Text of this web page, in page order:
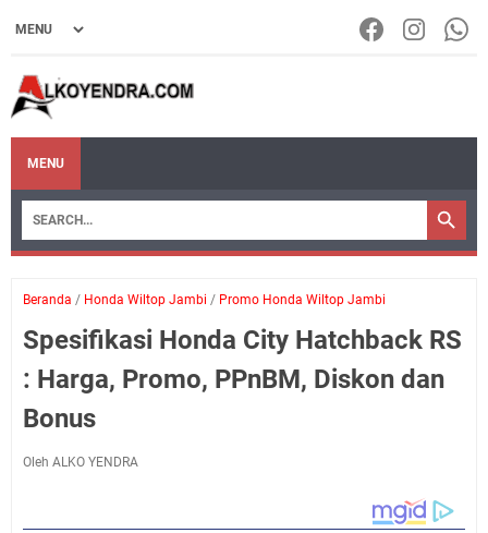
MENU
Beranda / Honda Wiltop Jambi / Promo Honda Wiltop Jambi
Spesifikasi Honda City Hatchback RS
: Harga, Promo, PPnBM, Diskon dan
Bonus
Oleh ALKO YENDRA